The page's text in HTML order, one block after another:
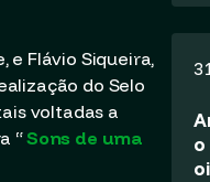
Flávio Siqueira,
do Selo
voltadas a
“Sons de uma
o